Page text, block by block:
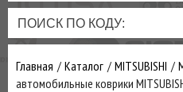
ПОИСК ПО КОДУ:
Главная Каталог MITSUBISHI
автомобильные коврики
Оценить
товар
Беларусь
+375
+375
ТО
ФИЛЬТРА
ТОРМОЗНАЯ
СИСТЕМА
ПОДВЕСКА
РУЛЕВОЕ
ТРАНСМИССИЯ
ПРИВОД
ДВИГАТЕЛЬ
ВЫХЛОП
ЭЛЕКТРИКА
ОСВЕЩЕНИЕ
ДОБАВИВ